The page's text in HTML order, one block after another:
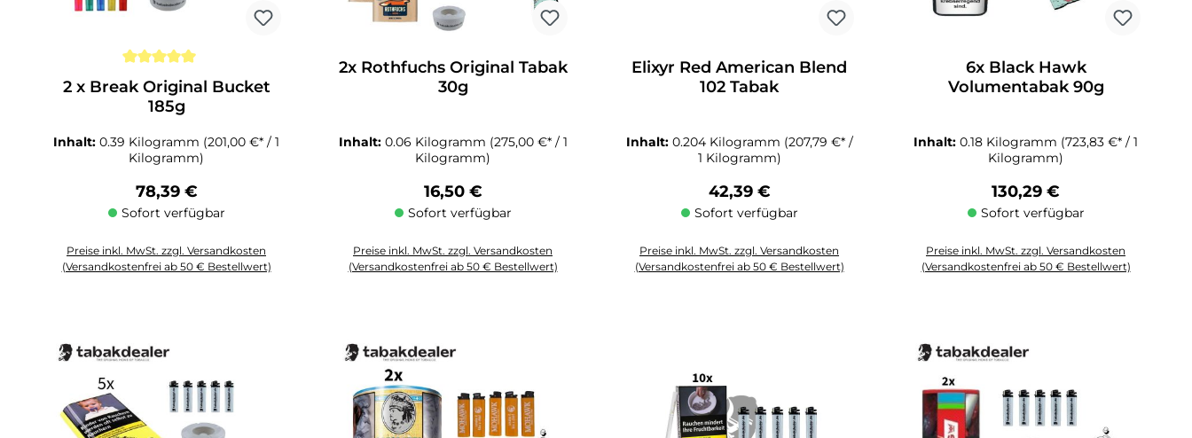
Durchschnittliche Bewertung von 5 von 5 Sternen
2 x Break Original Bucket
185g
Inhalt: 0.39 Kilogramm (201,00 €* / 1
Kilogramm)
Regulärer Preis:
78,39 €
Sofort verfügbar
Preise inkl. MwSt. zzgl. Versandkosten
(Versandkostenfrei ab 50 € Bestellwert)
2x Rothfuchs Original Tabak
30g
Inhalt: 0.06 Kilogramm (275,00 €* / 1
Kilogramm)
Regulärer Preis:
16,50 €
Sofort verfügbar
Preise inkl. MwSt. zzgl. Versandkosten
(Versandkostenfrei ab 50 € Bestellwert)
Elixyr Red American Blend
102 Tabak
Inhalt: 0.204 Kilogramm (207,79 €* /
1 Kilogramm)
Regulärer Preis:
42,39 €
Sofort verfügbar
Preise inkl. MwSt. zzgl. Versandkosten
(Versandkostenfrei ab 50 € Bestellwert)
6x Black Hawk
Volumentabak 90g
Inhalt: 0.18 Kilogramm (723,83 €* / 1
Kilogramm)
Regulärer Preis:
130,29 €
Sofort verfügbar
Preise inkl. MwSt. zzgl. Versandkosten
(Versandkostenfrei ab 50 € Bestellwert)